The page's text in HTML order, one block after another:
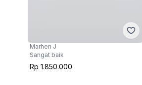
Marhen J
Sangat baik
Rp 1.850.000